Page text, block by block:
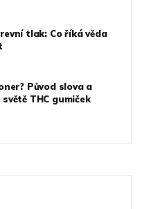
tlak: Co říká věda
Původ slova a
THC gumiček